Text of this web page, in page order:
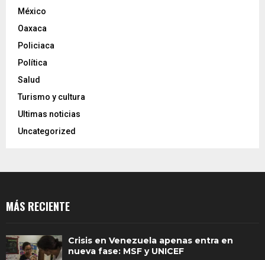
México
Oaxaca
Policiaca
Política
Salud
Turismo y cultura
Ultimas noticias
Uncategorized
MÁS RECIENTE
Crisis en Venezuela apenas entra en
nueva fase: MSF y UNICEF